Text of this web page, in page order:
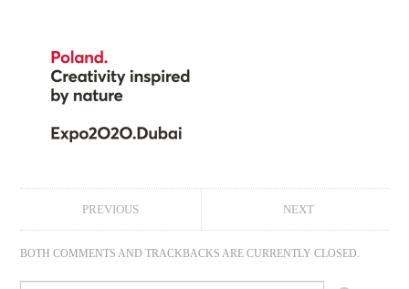
WSPÓŁPRACA
NASZE KONSORCJA
KONTAKTPREVIOUS NEXT
BOTH COMMENTS AND TRACKBACKS ARE CURRENTLY CLOSED.